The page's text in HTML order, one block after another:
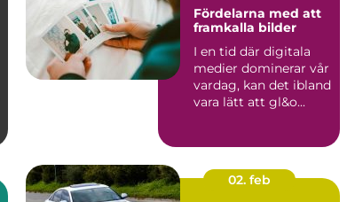
Fördelarna med att
framkalla bilder
I en tid där digitala
medier dominerar vår
vardag, kan det ibland
vara lätt att gl&o...
02. feb